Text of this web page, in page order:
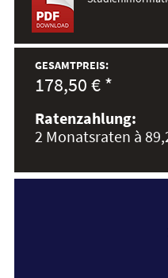
GESAMTPREIS:
178,50 € *
Ratenzahlung:
2 Monatsraten à